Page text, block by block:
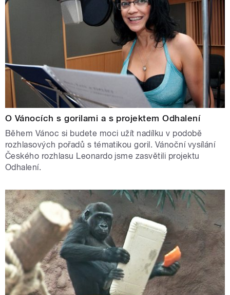
O Vánocích s gorilami a s projektem Odhalení
Během Vánoc si budete moci užít nadílku v podobě
rozhlasových pořadů s tématikou goril. Vánoční vysílání
Českého rozhlasu Leonardo jsme zasvětili projektu
Odhalení.